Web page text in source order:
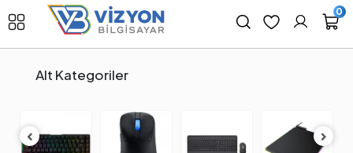
0
Alt Kategoriler